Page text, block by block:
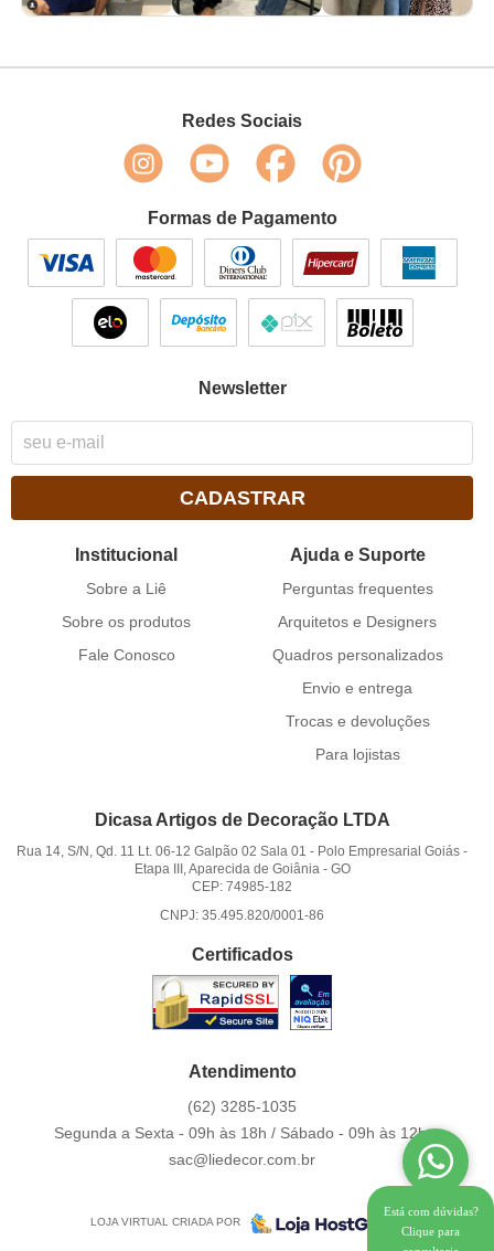
Redes Sociais
Formas de Pagamento
Newsletter
CADASTRAR
Institucional
Sobre a Liê
Sobre os produtos
Fale Conosco
Ajuda e Suporte
Perguntas frequentes
Arquitetos e Designers
Quadros personalizados
Envio e entrega
Trocas e devoluções
Para lojistas
Dicasa Artigos de Decoração LTDA
Rua 14, S/N, Qd. 11 Lt. 06-12 Galpão 02 Sala 01 - Polo Empresarial Goiás -
Etapa III, Aparecida de Goiânia- GO
CEP: 74985-182
CNPJ: 35.495.820/0001-86
Certificados
Atendimento
(62) 3285-1035
Segunda a Sexta - 09h às 18h / Sábado - 09h às 12h.
sac@liedecor.com.br
LOJA VIRTUAL CRIADA POR
Está com dúvidas?
Clique para